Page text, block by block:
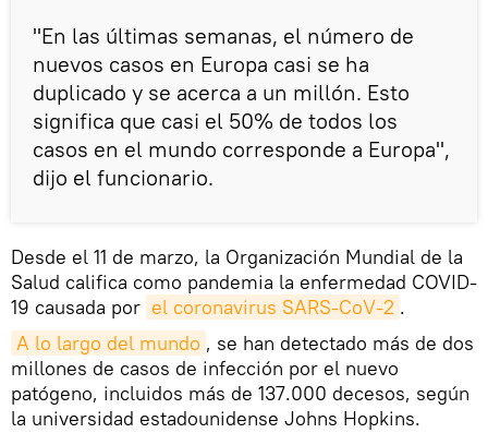
"En las últimas semanas, el número de
nuevos casos en Europa casi se ha
duplicado y se acerca a un millón. Esto
significa que casi el 50% de todos los
casos en el mundo corresponde a Europa",
dijo el funcionario.
Desde el 11 de marzo, la Organización Mundial de la
Salud califica como pandemia la enfermedad COVID-
19 causada por el coronavirus SARS-CoV-2 .
A lo largo del mundo , se han detectado más de dos
millones de casos de infección por el nuevo
patógeno, incluidos más de 137.000 decesos, según
la universidad estadounidense Johns Hopkins.